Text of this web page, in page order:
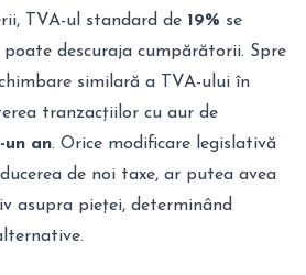
TVA-ul standard de 19% se
descuraja cumpărătorii. Spre
similară a TVA-ului în
tranzacțiilor cu aur de
un an. Orice modificare legislativă
de noi taxe, ar putea avea
asupra pieței, determinând